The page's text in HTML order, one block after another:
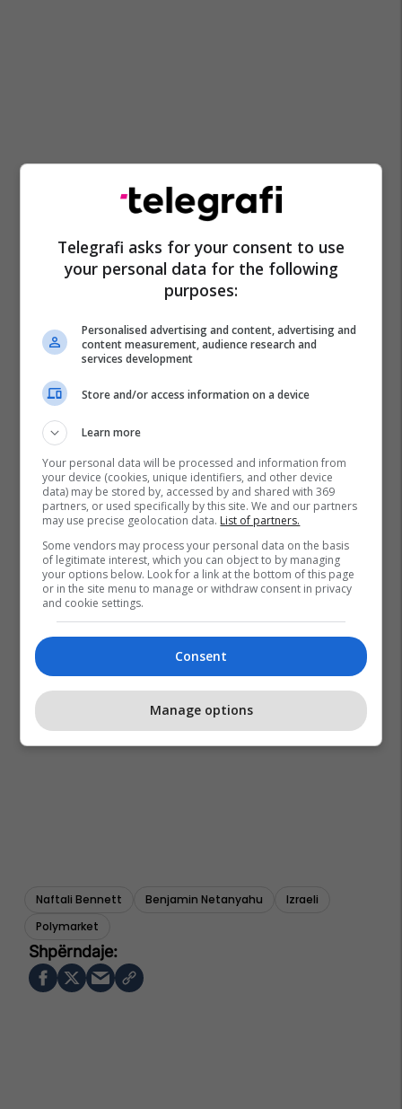
Naftali Bennett Benjamin Netanyahu
Izraeli
Polymarket
Telegrafi asks for your consent to use
your personal data for the following
purposes:
Personalised advertising and content, advertising and
content measurement, audience research and
services development
Store and/or access information on a device
Learn more
Your personal data will be processed and information from
your device (cookies, unique identifiers, and other device
data) may be stored by, accessed by and shared with 369
partners, or used specifically by this site. We and our partners
may use precise geolocation data. List of partners.
Some vendors may process your personal data on the basis
of legitimate interest, which you can object to by managing
your options below. Look for a link at the bottom of this page
or in the site menu to manage or withdraw consent in privacy
and cookie settings.
Consent
Manage options